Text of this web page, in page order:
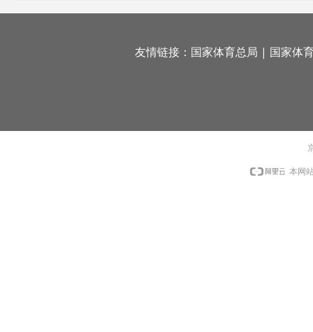
友情链接： 国家体育总局 | 国家体
本网